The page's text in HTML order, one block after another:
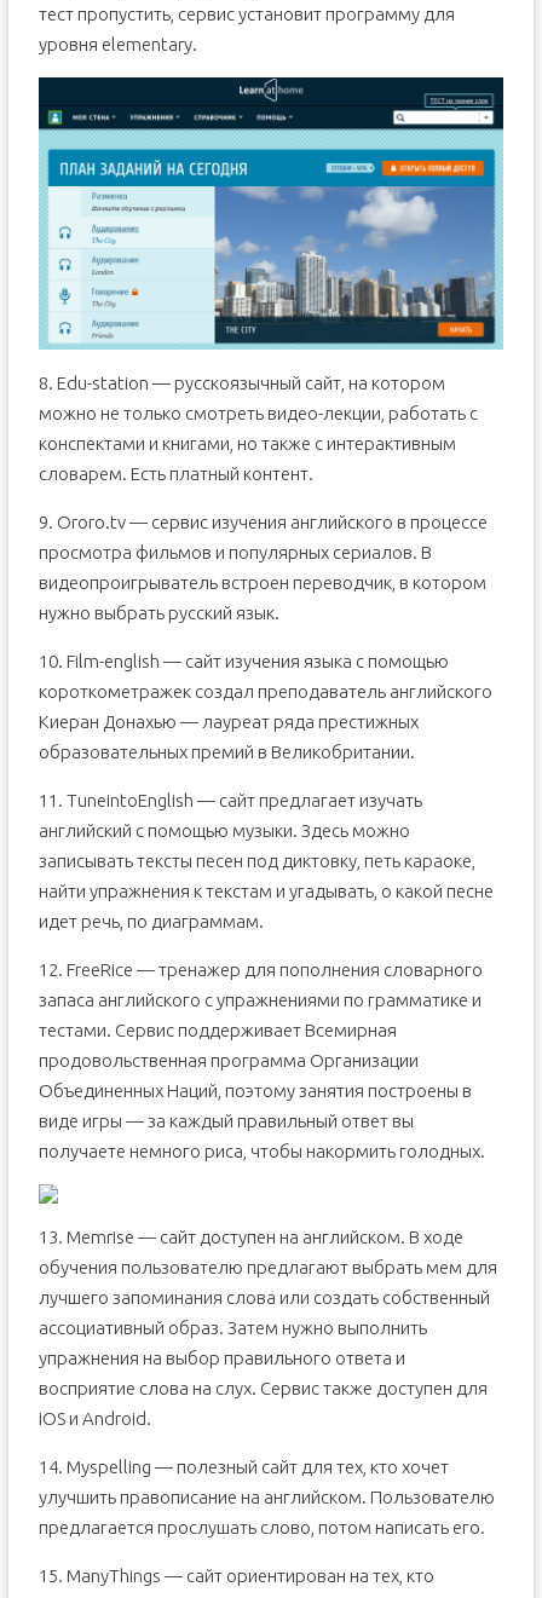
тест пропустить, сервис установит программу для
уровня elementary.
8. Edu-station — русскоязычный сайт, на котором
можно не только смотреть видео-лекции, работать с
конспектами и книгами, но также с интерактивным
словарем. Есть платный контент.
9. Оroro.tv — сервис изучения английского в процессе
просмотра фильмов и популярных сериалов. В
видеопроигрыватель встроен переводчик, в котором
нужно выбрать русский язык.
10. Film-english — сайт изучения языка с помощью
короткометражек создал преподаватель английского
Киеран Донахью — лауреат ряда престижных
образовательных премий в Великобритании.
11. TuneintoEnglish — сайт предлагает изучать
английский с помощью музыки. Здесь можно
записывать тексты песен под диктовку, петь караоке,
найти упражнения к текстам и угадывать, о какой песне
идет речь, по диаграммам.
12. FreeRice — тренажер для пополнения словарного
запаса английского с упражнениями по грамматике и
тестами. Сервис поддерживает Всемирная
продовольственная программа Организации
Объединенных Наций, поэтому занятия построены в
виде игры — за каждый правильный ответ вы
получаете немного риса, чтобы накормить голодных.
13. Мemrise — сайт доступен на английском. В ходе
обучения пользователю предлагают выбрать мем для
лучшего запоминания слова или создать собственный
ассоциативный образ. Затем нужно выполнить
упражнения на выбор правильного ответа и
восприятие слова на слух. Сервис также доступен для
iOS и Android.
14. Myspelling — полезный сайт для тех, кто хочет
улучшить правописание на английском. Пользователю
предлагается прослушать слово, потом написать его.
15. МanyThings — сайт ориентирован на тех, кто